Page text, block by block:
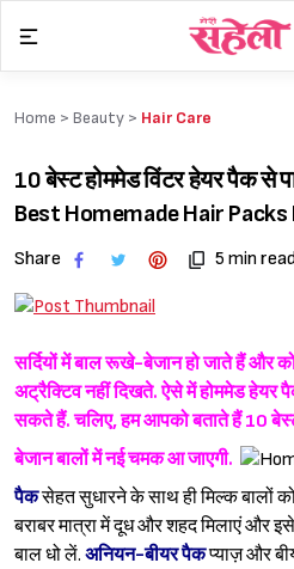
content
Home > Beauty > Hair Care
10 बेस्ट होममेड विंटर हेयर पैक से
Best Homemade Hair
Share 5 min
सर्दियों में बाल रूखे-बेजान हो जाते हैं और
अट्रैक्टिव नहीं दिखते. ऐसे में होममेड हेयर
सकते हैं. चलिए, हम आपको बताते हैं 10
बेजान बालों में नई चमक आ जाएगी.
पैकसेहत सुधारने के साथ ही मिल्क बालों
बराबर मात्रा में दूध और शहद मिलाएं और
बाल धो लें. अनियन-बीयर पैकप्याज़ और